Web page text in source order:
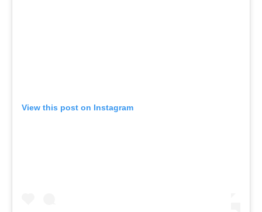
View this post on Instagram